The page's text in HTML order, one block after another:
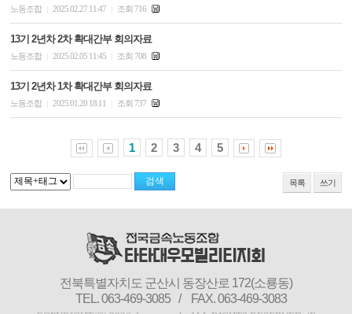
노동조합 2025.02.27 11:47 조회 716
13기 2년차 2차 확대간부 회의자료
노동조합 2025.02.05 11:45 조회 708
13기 2년차 1차 확대간부 회의자료
노동조합 2025.01.20 18:11 조회 737
1 2 3 4 5
목록 쓰기
전북특별자치도 군산시 동장산로 172(소룡동)
TEL. 063-469-3085 / FAX. 063-469-3083